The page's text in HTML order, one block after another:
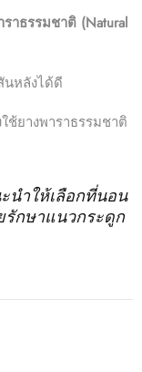
าธรรมชาติ (Natural
นหลังได้ดี
ช้ยางพาราธรรมชาติ
นำให้เลือกที่นอน
รักษาแนวกระดูก